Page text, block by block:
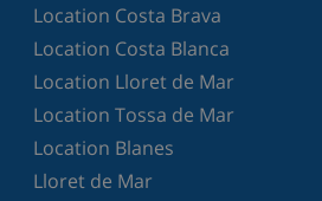
Location Costa Brava
Location Costa Blanca
Location Lloret de Mar
Location Tossa de Mar
Location Blanes
Lloret de Mar